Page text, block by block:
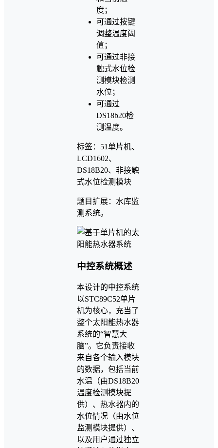
度；
可通过按键
调整温度阈
值；
可通过非接
触式水位检
测模块检测
水位；
可通过
DS18b20检
测温度。
标签：51单片机、
LCD1602、
DS18B20、非接触
式水位检测模块
题目扩展：水库监
测系统。
中控系统概述
本设计的中控系统
以STC89C52单片
机为核心，充当了
整个太阳能热水器
系统的“智慧大
脑”。它负责接收
来自各个输入模块
的数据，包括当前
水温（由DS18B20
温度检测模块提
供）、热水器内的
水位情况（由水位
监测模块提供）、
以及用户通过独立